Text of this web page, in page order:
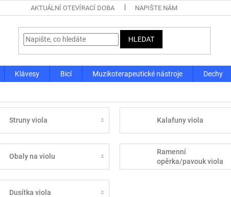
AKTUÁLNÍ OTEVÍRACÍ DOBA NAPIŠTE NÁM
HLEDAT
Klávesy Bicí Muzikoterapeutické nástroje Dechy
Struny viola Kalafuny viola
Obaly na violu
Ramenní
opěrka/pavouk viola
Dusítka viola